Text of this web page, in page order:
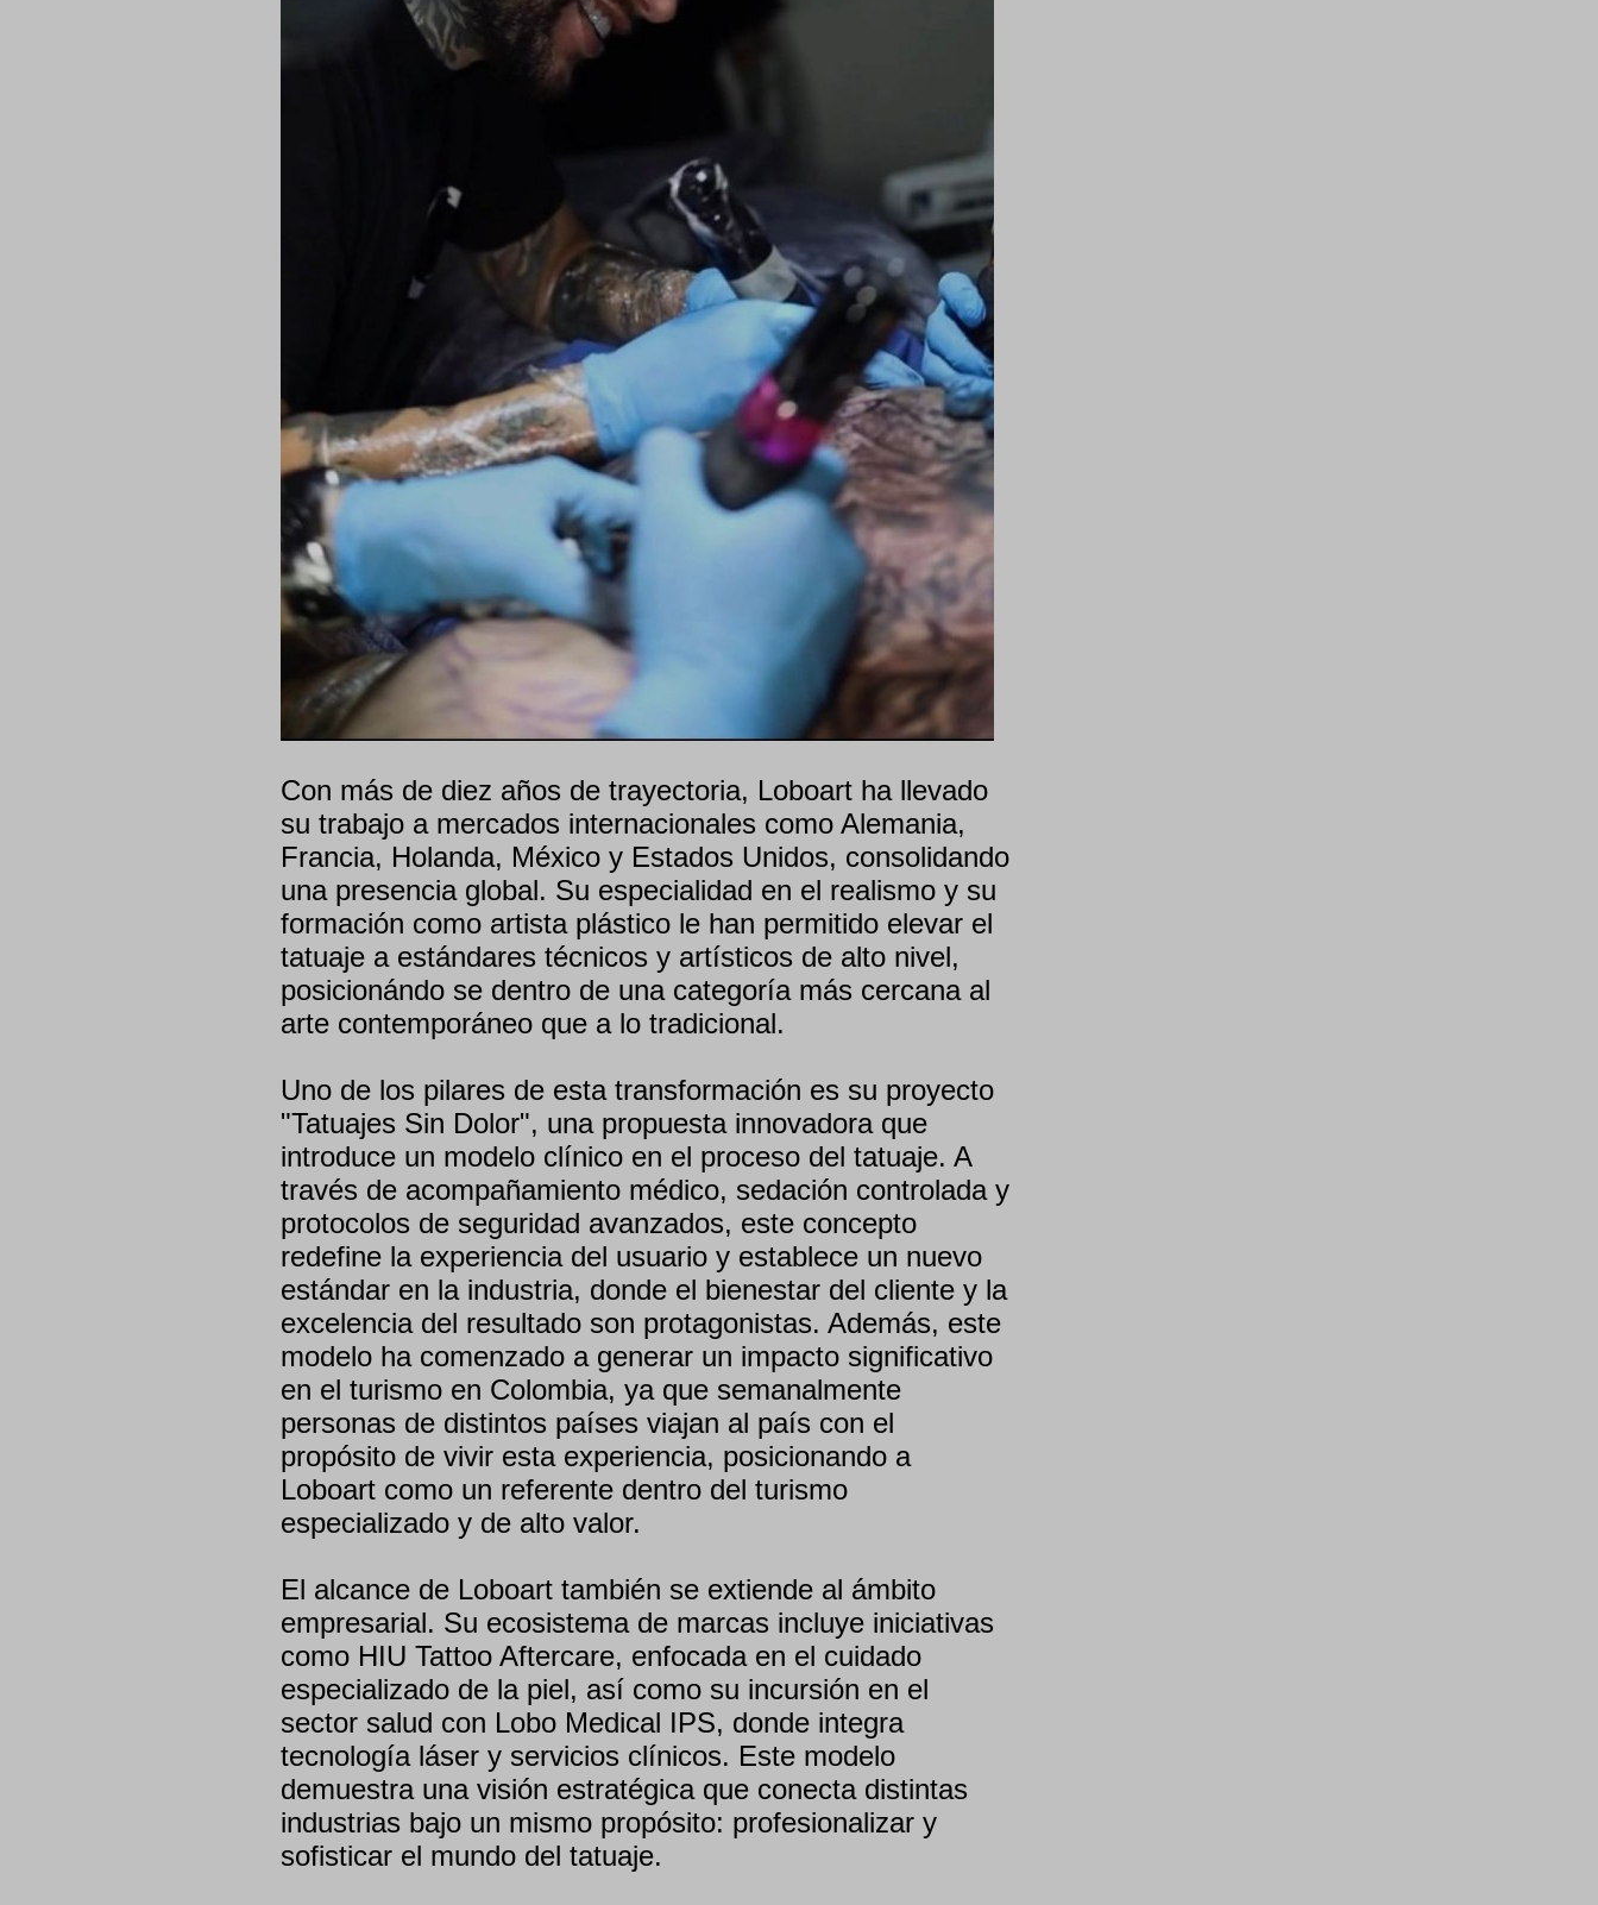
Con más de diez años de trayectoria, Loboart ha llevado
su trabajo a mercados internacionales como Alemania,
Francia, Holanda, México y Estados Unidos, consolidando
una presencia global. Su especialidad en el realismo y su
formación como artista plástico le han permitido elevar el
tatuaje a estándares técnicos y artísticos de alto nivel,
posicionándo se dentro de una categoría más cercana al
arte contemporáneo que a lo tradicional.
Uno de los pilares de esta transformación es su proyecto
"Tatuajes Sin Dolor", una propuesta innovadora que
introduce un modelo clínico en el proceso del tatuaje. A
través de acompañamiento médico, sedación controlada y
protocolos de seguridad avanzados, este concepto
redefine la experiencia del usuario y establece un nuevo
estándar en la industria, donde el bienestar del cliente y la
excelencia del resultado son protagonistas. Además, este
modelo ha comenzado a generar un impacto significativo
en el turismo en Colombia, ya que semanalmente
personas de distintos países viajan al país con el
propósito de vivir esta experiencia, posicionando a
Loboart como un referente dentro del turismo
especializado y de alto valor.
El alcance de Loboart también se extiende al ámbito
empresarial. Su ecosistema de marcas incluye iniciativas
como HIU Tattoo Aftercare, enfocada en el cuidado
especializado de la piel, así como su incursión en el
sector salud con Lobo Medical IPS, donde integra
tecnología láser y servicios clínicos. Este modelo
demuestra una visión estratégica que conecta distintas
industrias bajo un mismo propósito: profesionalizar y
sofisticar el mundo del tatuaje.